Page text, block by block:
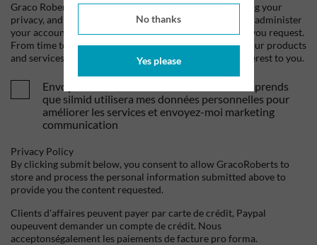
No thanks
Yes please
Graco Roberts is committed to protecting and respecting your
privacy, and we'll only use your personal information to administer
your account and to provide the products and services you request.
From time to time, we would like to contact you about our products
and services, as well as other content that may be of interest to you.
Envoyez-moi vos offres et actualités. Je comprends
que silmid utilisera mes données personnelles pour
améliorer les services et envoyez-moi marketing
communication
Privacy Policy
By clicking submit below, you consent to allow GracoRoberts to
store and process the personal information submitted above to
provide you the content requested.
Clients d'affaires peuvent payer par carte de crédit, Paypal
oupeuvent demander un compte de crédit. Nous
acceptonségalement les paiements de facture pro forma.